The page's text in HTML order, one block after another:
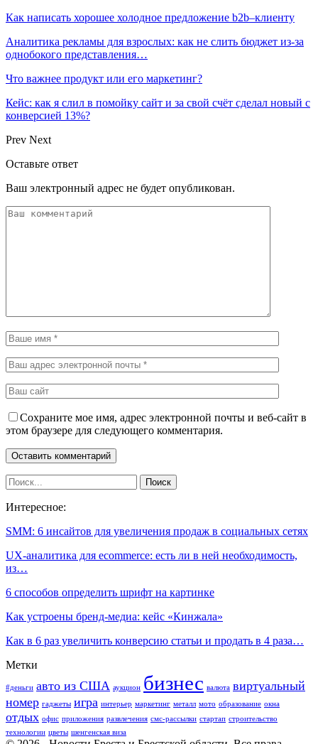
Как написать хорошее холодное предложение b2b–клиенту
Аналитика рекламы для взрослых: как не слить бюджет из-за
однобокого представления…
Что важнее продукт или его маркетинг?
Кейс: как я слил в помойку сайт и за свой счёт сделал новый с
конверсией 13%?
Prev Next
Оставьте ответ
Ваш электронный адрес не будет опубликован.
Сохраните мое имя, адрес электронной почты и веб-сайт в
этом браузере для следующего комментария.
Интересное:
SMM: 6 инсайтов для увеличения продаж в социальных сетях
UX-аналитика для ecommerce: есть ли в ней необходимость,
из…
6 способов определить шрифт на картинке
Как устроены бренд-медиа: кейс «Кинжала»
Как в 6 раз увеличить конверсию статьи и продать в 4 раза…
Метки
#деньги авто из США аукцион бизнес валюта виртуальный
номер гаджеты игра интерьер маркетинг металл мото образование окна
отдых офис приложения развлечения смс-рассылки стартап строительство
технологии цветы шенгенская виза